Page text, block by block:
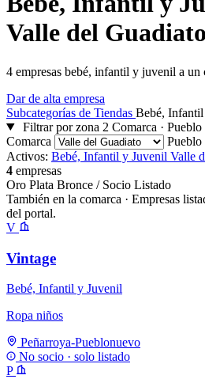
Valle del
4 empresas bebé, infantil y juvenil a un
Dar de alta empresa
Subcategorías de Tiendas Bebé,
Filtrar por zona 2 Comarca · Pueblo
Comarca
Pueblo
Activos: Bebé, Infantil y Juvenil Valle
4 empresas
Oro Plata Bronce / Socio Listado
También en la comarca · Empresas
del portal.
V
Vintage
Bebé, Infantil y Juvenil
Ropa niños
Peñarroya-Pueblonuevo
No socio · solo listado
P